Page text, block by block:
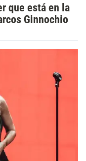
que está en la
Ginnochio